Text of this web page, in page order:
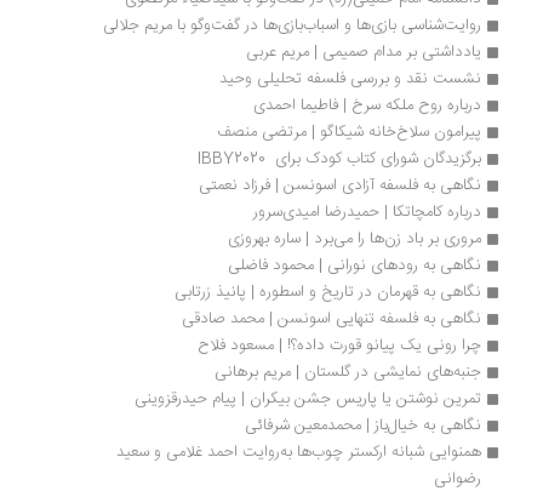
روایت‌شناسی بازی‌ها و اسباب‌بازی‌ها در گفت‌وگو با مریم جلالی
یادداشتی بر مدام صمیمی | مریم عربی
نشست نقد و بررسی فلسفه تحلیلی وحید
درباره روح ملکه سرخ | فاطیما احمدی
پیرامون سلاخ‌خانه شیکاگو | مرتضی منصف
برگزیدگان شورای کتاب کودک برای  IBBY2020
نگاهی به فلسفه آزادی اسونسن | فرزاد نعمتی
درباره کامچاتکا | حمیدرضا امیدی‌سرور
مروری بر باد زن‌ها را می‌برد | ساره بهروزی
نگاهی به رودهای نورانی | محمود فاضلی
نگاهی به قهرمان در تاریخ و اسطوره | پانیذ زرتابی
نگاهی به فلسفه تنهایی اسونسن | محمد صادقی
چرا رونی یک پیانو قورت داده؟! | مسعود فلاح
جنبه‌های نمایشی در گلستان | مریم برهانی
تمرین نوشتن یا پاریس جشن بیکران | پیام حیدرقزوینی
نگاهی به خیال‌باز | محمدمعین شرفائی
همنوایی شبانه ارکستر چوب‌ها به‌روایت احمد غلامی و سعید